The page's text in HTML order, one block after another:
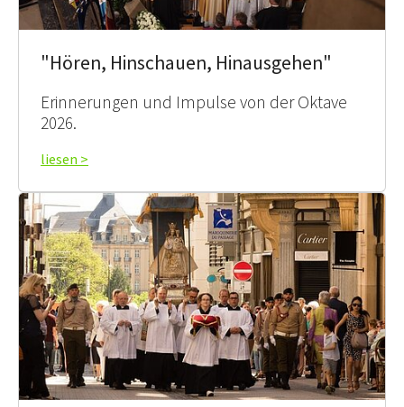
"Hören, Hinschauen, Hinausgehen"
Erinnerungen und Impulse von der Oktave
2026.
liesen >